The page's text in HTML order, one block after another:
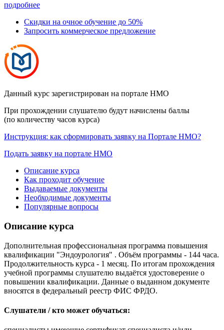
подробнее
Скидки на очное обучение до 50%
Запросить коммерческое предложение
Данный курс зарегистрирован на портале НМО
При прохождении слушателю будут начислены баллы
(по количеству часов курса)
Инструкция: как сформировать заявку на Портале НМО?
Подать заявку на портале НМО
Описание курса
Как проходит обучение
Выдаваемые документы
Необходимые документы
Популярные вопросы
Описание курса
Дополнительная профессиональная программа повышения
квалификации "Эндоурология" . Объём программы - 144 часа.
Продолжительность курса - 1 месяц. По итогам прохождения
учебной программы слушателю выдаётся удостоверение о
повышении квалификации. Данные о выданном документе
вносятся в федеральный реестр ФИС ФРДО.
Слушатели / кто может обучаться: